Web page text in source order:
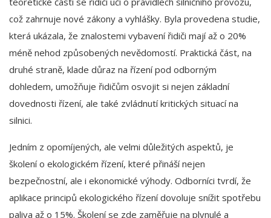
což zahrnuje nové zákony a vyhlášky. Byla provedena studie,
která ukázala, že znalostemi vybavení řidiči mají až o 20%
méně nehod způsobených nevědomostí. Praktická část, na
druhé straně, klade důraz na řízení pod odborným
dohledem, umožňuje řidičům osvojit si nejen základní
dovednosti řízení, ale také zvládnutí kritických situací na
silnici.
Jedním z opomíjených, ale velmi důležitých aspektů, je
školení o ekologickém řízení, které přináší nejen
bezpečnostní, ale i ekonomické výhody. Odborníci tvrdí, že
aplikace principů ekologického řízení dovoluje snížit spotřebu
paliva až o 15%. Školení se zde zaměřuje na plynulé a